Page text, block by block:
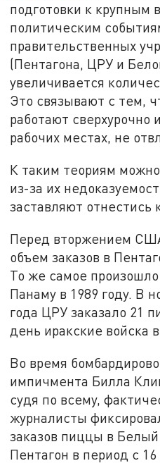
подготовки к крупным
политическим
правительственных
(Пентагона, ЦРУ и
увеличивается
Это связывают с тем,
работают сверхурочно
рабочих местах, не
К таким теориям
из-за их
заставляют отнестись
Перед вторжением
объем заказов в
То же самое
Панаму в 1989 году. В
года ЦРУ заказало 21
день иракские войска
Во время
импичмента Билла
судя по всему,
журналисты
заказов пиццы в
Пентагон в период с 16